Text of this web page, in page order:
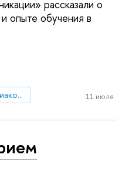
рассказали о
опыте обучения в
Бакалаврская программа «Медиакоммуникации»
11 июля